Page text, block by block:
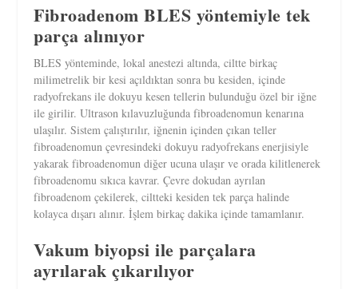
Fibroadenom BLES yöntemiyle tek
parça alınıyor
BLES yönteminde, lokal anestezi altında, ciltte birkaç
milimetrelik bir kesi açıldıktan sonra bu kesiden, içinde
radyofrekans ile dokuyu kesen tellerin bulunduğu özel bir iğne
ile girilir. Ultrason kılavuzluğunda fibroadenomun kenarına
ulaşılır. Sistem çalıştırılır, iğnenin içinden çıkan teller
fibroadenomun çevresindeki dokuyu radyofrekans enerjisiyle
yakarak fibroadenomun diğer ucuna ulaşır ve orada kilitlenerek
fibroadenomu sıkıca kavrar. Çevre dokudan ayrılan
fibroadenom çekilerek, ciltteki kesiden tek parça halinde
kolayca dışarı alınır. İşlem birkaç dakika içinde tamamlanır.
Vakum biyopsi ile parçalara
ayrılarak çıkarılıyor